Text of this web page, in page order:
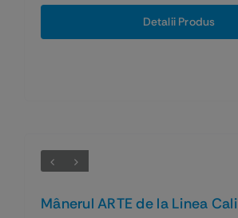
Detalii Produs
Mânerul ARTE de la Linea Cali